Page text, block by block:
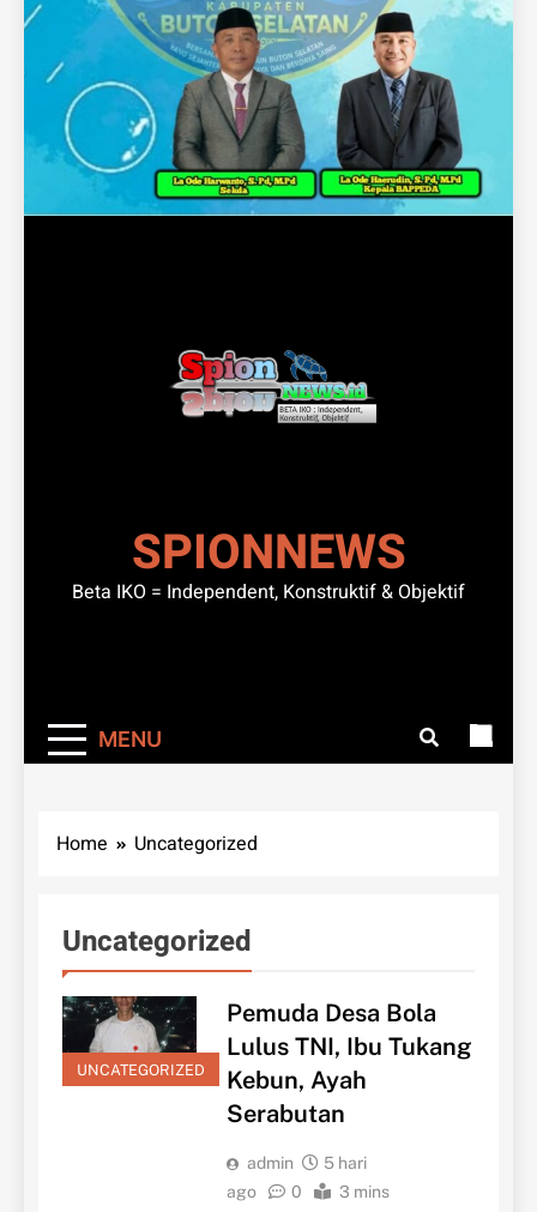
SPIONNEWS
Beta IKO = Independent, Konstruktif & Objektif
MENU
Home Uncategorized
Uncategorized
UNCATEGORIZED
Pemuda Desa Bola
Lulus TNI, Ibu Tukang
Kebun, Ayah
Serabutan
admin
5 hari
ago
0 3 mins